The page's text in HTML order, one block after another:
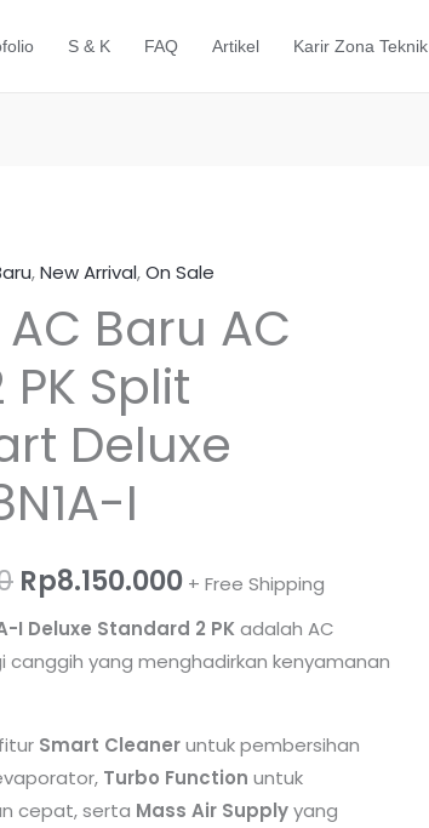
S & K FAQ Artikel Karir Zona Teknik
,New Arrival,On Sale
Baru AC
Split
Deluxe
I
Harga
aslinya
adalah:
Rp8.420.000.
Rp8.150.000
Harga
saat
ini
adalah:
+ Free Shipping
I Deluxe Standard 2 PKadalah AC
canggih yang menghadirkan kenyamanan
Smart Cleaneruntuk pembersihan
Turbo Function untuk
cepat, serta Mass Air Supplyyang